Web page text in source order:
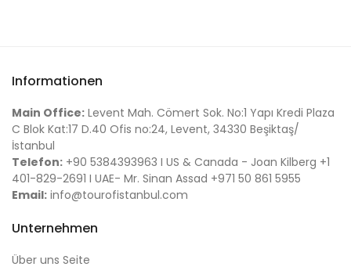
Informationen
Main Office: Levent Mah. Cömert Sok. No:1 Yapı Kredi Plaza
C Blok Kat:17 D.40 Ofis no:24, Levent, 34330 Beşiktaş/
İstanbul
Telefon: +90 5384393963 I US & Canada - Joan Kilberg +1
401-829-2691 I UAE- Mr. Sinan Assad +971 50 861 5955
Email: info@tourofistanbul.com
Unternehmen
Über uns Seite